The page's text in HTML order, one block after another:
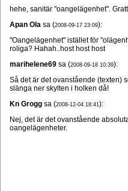
hehe, sanitär "oangelägenhet".
Apan Ola sa (2008-09-17 23:09):
"Oangelägenhet" istället för
roliga? Hahah..host host host
marihelene69 sa (2008-09-18 10:39):
Så det är det ovanstående (texten)
slänga ner skylten i holken då!
Kn Grogg sa (2008-12-04 18:41):
Nej, det är det ovanstående
oangelägenheter.